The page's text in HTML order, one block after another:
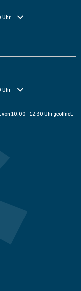
auszublenden
Uhr
auszublenden
Uhr
von 10:00 - 12:30 Uhr geöffnet.